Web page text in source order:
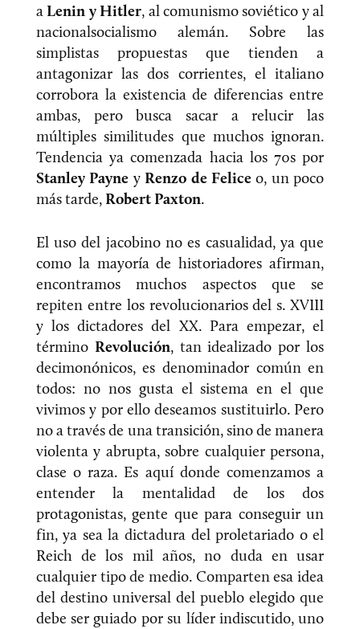
aLenin y Hitler, al comunismo soviético y al
nacionalsocialismo alemán. Sobre las
simplistas propuestas que tienden a
antagonizar las dos corrientes, el italiano
corrobora la existencia de diferencias entre
ambas, pero busca sacar a relucir las
múltiples similitudes que muchos ignoran.
Tendencia ya comenzada hacia los 70s por
Stanley Payne yRenzo de Felice o, un poco
más tarde,Robert Paxton.
El uso del jacobino no es casualidad, ya que
como la mayoría de historiadores afirman,
encontramos muchos aspectos que se
repiten entre los revolucionarios del s. XVIII
y los dictadores del XX. Para empezar, el
término Revolución, tan idealizado por los
decimonónicos, es denominador común en
todos: no nos gusta el sistema en el que
vivimos y por ello deseamos sustituirlo. Pero
no a través de una transición, sino de manera
violenta y abrupta, sobre cualquier persona,
clase o raza. Es aquí donde comenzamos a
entender la mentalidad de los dos
protagonistas, gente que para conseguir un
fin, ya sea la dictadura del proletariado o el
Reich de los mil años, no duda en usar
cualquier tipo de medio. Comparten esa idea
del destino universal del pueblo elegido que
debe ser guiado por su líder indiscutido, uno